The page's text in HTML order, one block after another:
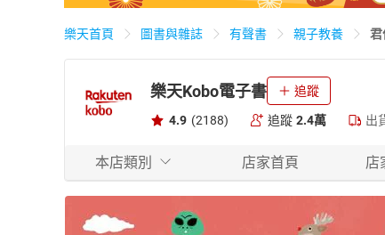
樂天首頁 圖書與雜誌 有聲書 親子教養 君
樂天Kobo電子書 追蹤
4.9 (2188) 追蹤 2.4萬 出
本店類別 店家首頁 店